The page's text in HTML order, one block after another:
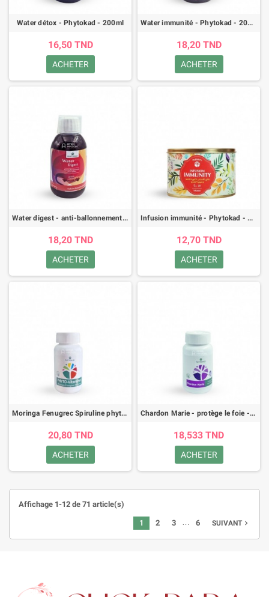
Water détox - Phytokad - 200ml
16,50 TND
ACHETER
Water immunité - Phytokad - 200ml
18,20 TND
ACHETER
Water digest - anti-ballonnement - anti-reflux - Phytokad - 200ml
18,20 TND
ACHETER
Infusion immunité - Phytokad - 20 sachets
12,70 TND
ACHETER
Moringa Fenugrec Spiruline phyto-vitamines - 60 gélules
20,80 TND
ACHETER
Chardon Marie - protège le foie - véscule biliaire - Phytokad
18,533 TND
ACHETER
Affichage 1-12 de 71 article(s)
1 2 3 … 6 SUIVANTnavigate_next